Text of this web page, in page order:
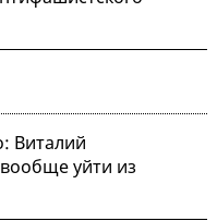
Виталий
уйти из